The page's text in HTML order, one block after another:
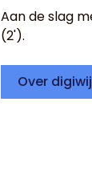
Aan de slag
(2').
Over